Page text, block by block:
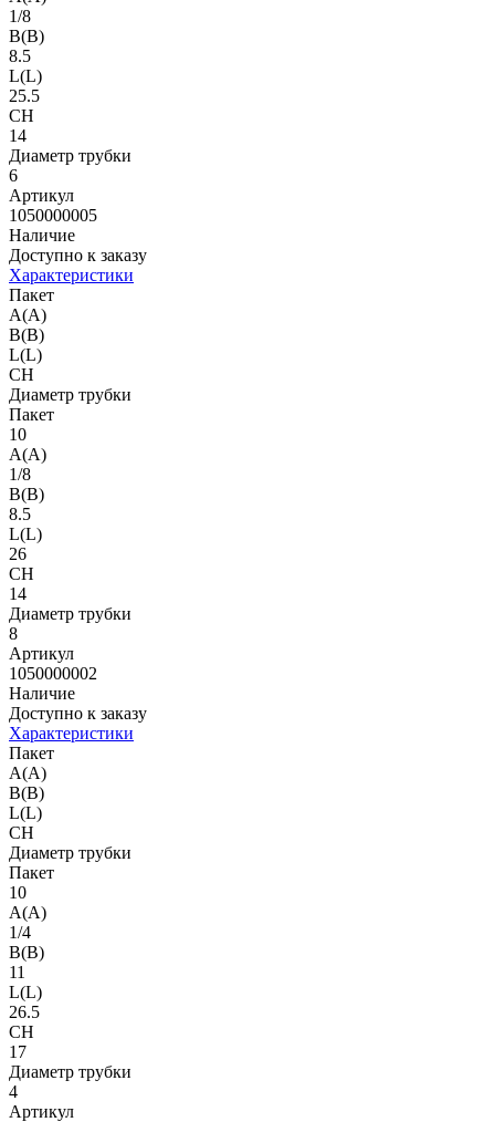
1/8
B(B)
8.5
L(L)
25.5
CH
14
Диаметр трубки
6
Артикул
1050000005
Наличие
Доступно к заказу
Характеристики
Пакет
A(A)
B(B)
L(L)
CH
Диаметр трубки
Пакет
10
A(A)
1/8
B(B)
8.5
L(L)
26
CH
14
Диаметр трубки
8
Артикул
1050000002
Наличие
Доступно к заказу
Характеристики
Пакет
A(A)
B(B)
L(L)
CH
Диаметр трубки
Пакет
10
A(A)
1/4
B(B)
11
L(L)
26.5
CH
17
Диаметр трубки
4
Артикул